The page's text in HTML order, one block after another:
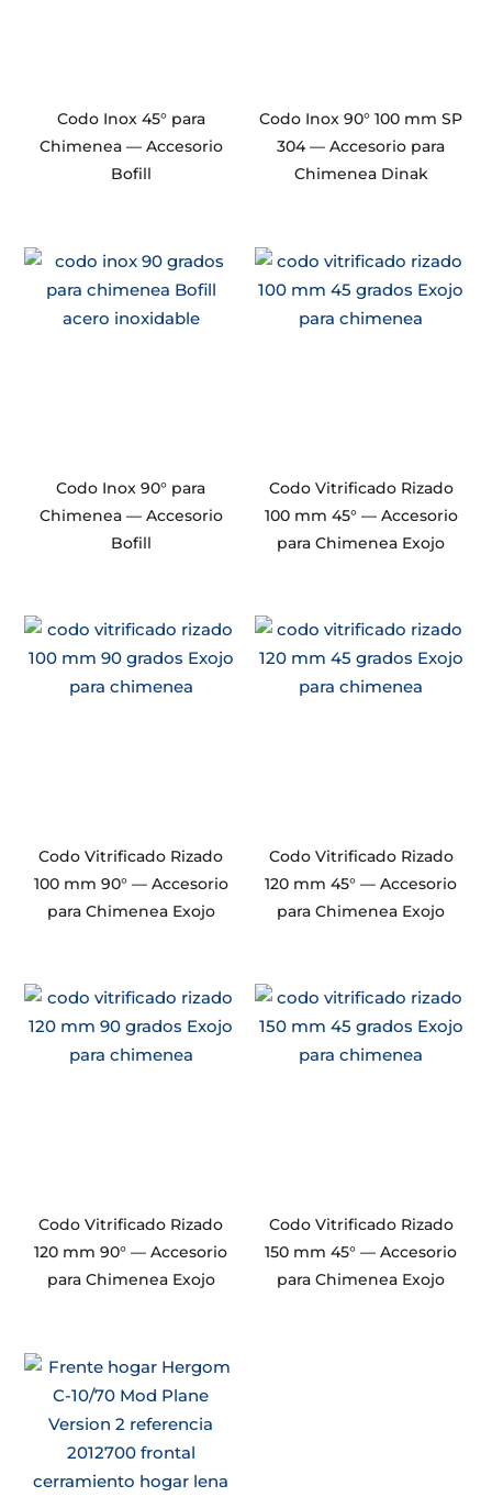
Codo Inox 45° para
Chimenea — Accesorio
Bofill
Codo Inox 90° 100 mm SP
304 — Accesorio para
Chimenea Dinak
Codo Inox 90° para
Chimenea — Accesorio
Bofill
Codo Vitrificado Rizado
100 mm 45° — Accesorio
para Chimenea Exojo
Codo Vitrificado Rizado
100 mm 90° — Accesorio
para Chimenea Exojo
Codo Vitrificado Rizado
120 mm 45° — Accesorio
para Chimenea Exojo
Codo Vitrificado Rizado
120 mm 90° — Accesorio
para Chimenea Exojo
Codo Vitrificado Rizado
150 mm 45° — Accesorio
para Chimenea Exojo